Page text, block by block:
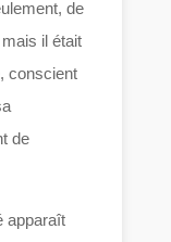
de
il était
conscient
de
apparaît